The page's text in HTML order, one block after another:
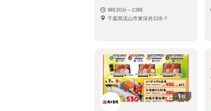
9時30分～23時
千葉県流山市東深井228-1
1枚